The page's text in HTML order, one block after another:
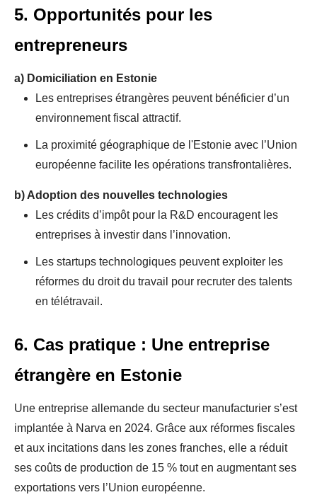
5. Opportunités pour les
entrepreneurs
a) Domiciliation en Estonie
Les entreprises étrangères peuvent bénéficier d’un
environnement fiscal attractif.
La proximité géographique de l'Estonie avec l’Union
européenne facilite les opérations transfrontalières.
b) Adoption des nouvelles technologies
Les crédits d’impôt pour la R&D encouragent les
entreprises à investir dans l’innovation.
Les startups technologiques peuvent exploiter les
réformes du droit du travail pour recruter des talents
en télétravail.
6. Cas pratique : Une entreprise
étrangère en Estonie
Une entreprise allemande du secteur manufacturier s’est
implantée à Narva en 2024. Grâce aux réformes fiscales
et aux incitations dans les zones franches, elle a réduit
ses coûts de production de 15 % tout en augmentant ses
exportations vers l’Union européenne.